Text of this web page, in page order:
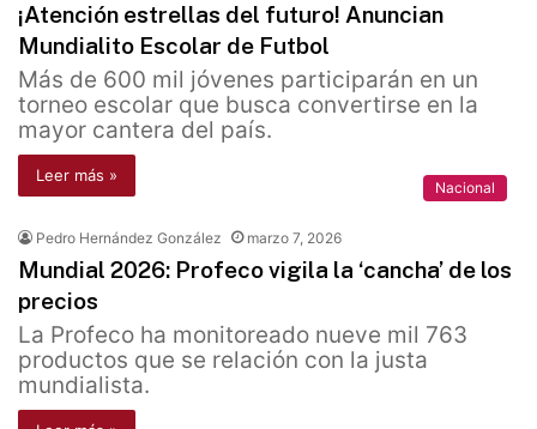
¡Atención estrellas del futuro! Anuncian
Mundialito Escolar de Futbol
Más de 600 mil jóvenes participarán en un
torneo escolar que busca convertirse en la
mayor cantera del país.
Leer más »
Nacional
Pedro Hernández González marzo 7, 2026
Mundial 2026: Profeco vigila la ‘cancha’ de los
precios
La Profeco ha monitoreado nueve mil 763
productos que se relación con la justa
mundialista.